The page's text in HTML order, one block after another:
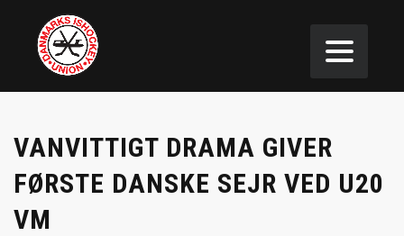
VANVITTIGT DRAMA GIVER
FØRSTE DANSKE SEJR VED U20
VM